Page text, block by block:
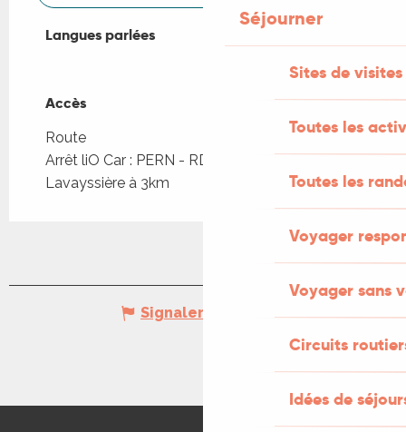
Séjourner
Sites de visites
Toutes les
Toutes les
Voyager
Voyager sans
Circuits
Idées de
Langues parlées
Langues parlées
Accès
Accès
Route
Arrêt liO Car : PERN - RD 19 X Embt
Lavayssière à 3km
Signaler une erreur